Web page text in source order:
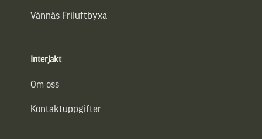
Vännäs Friluftbyxa
Interjakt
Om oss
Kontaktuppgifter